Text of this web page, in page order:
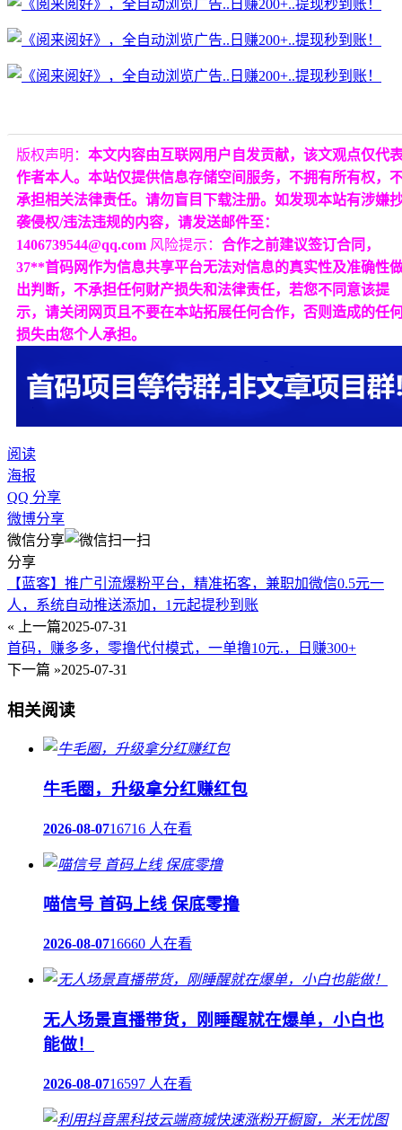
版权声明： 本文内容由互联网用户自发贡献，该文观点仅代
作者本人。本站仅提供信息存储空间服务，不拥有所有权，
承担相关法律责任。请勿盲目下载注册。如发现本站有涉嫌
袭侵权/违法违规的内容，请发送邮件至：
1406739544@qq.com 风险提示： 合作之前建议签订合同，
37**首码网作为信息共享平台无法对信息的真实性及准确性
出判断，不承担任何财产损失和法律责任，若您不同意该提
示，请关闭网页且不要在本站拓展任何合作，否则造成的任
损失由您个人承担。
阅读
海报
QQ 分享
微博分享
微信分享
分享
【蓝客】推广引流爆粉平台，精准拓客，兼职加微信0.5元一
人，系统自动推送添加，1元起提秒到账
« 上一篇2025-07-31
首码，赚多多，零撸代付模式，一单撸10元.，日赚300+
下一篇 »2025-07-31
相关阅读
牛毛圈，升级拿分红赚红包
2026-08-0716716 人在看
喵信号 首码上线 保底零撸
2026-08-0716660 人在看
无人场景直播带货，刚睡醒就在爆单，小白也
能做！
2026-08-0716597 人在看